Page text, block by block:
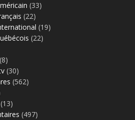
(33)
(22)
(19)
(22)
(8)
(30)
(562)
(13)
(497)